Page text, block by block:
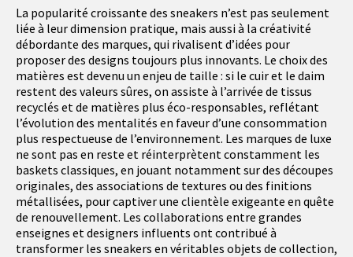
La popularité croissante des sneakers n’est pas seulement
liée à leur dimension pratique, mais aussi à la créativité
débordante des marques, qui rivalisent d’idées pour
proposer des designs toujours plus innovants. Le choix des
matières est devenu un enjeu de taille : si le cuir et le daim
restent des valeurs sûres, on assiste à l’arrivée de tissus
recyclés et de matières plus éco-responsables, reflétant
l’évolution des mentalités en faveur d’une consommation
plus respectueuse de l’environnement. Les marques de luxe
ne sont pas en reste et réinterprètent constamment les
baskets classiques, en jouant notamment sur des découpes
originales, des associations de textures ou des finitions
métallisées, pour captiver une clientèle exigeante en quête
de renouvellement. Les collaborations entre grandes
enseignes et designers influents ont contribué à
transformer les sneakers en véritables objets de collection,